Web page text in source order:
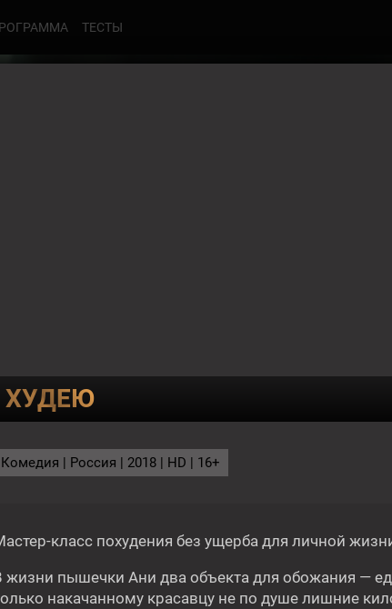
ТЕСТЫ
СТРЕЛЬЦОВ
ЗАВТРА
ХУДЕЮ
Комедия | Россия | 2018 | HD | 16+
класс похудения без ущерба для личной
жизни пышечки Ани два объекта для обожания —
накачанному красавцу не по душе лишние